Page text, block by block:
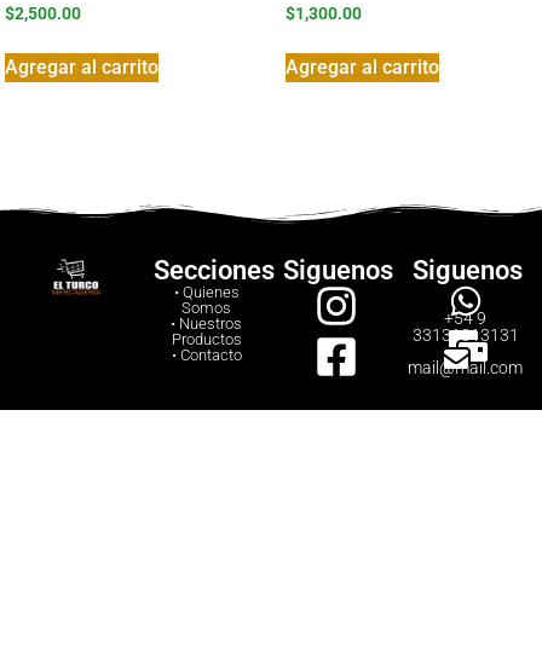
$2,500.00
Agregar al carrito
$1,300.00
Agregar al carrito
Secciones
• Quienes
Somos
• Nuestros
Productos
• Contacto
Siguenos Siguenos
+54 9
33131313131
mail@mail.com